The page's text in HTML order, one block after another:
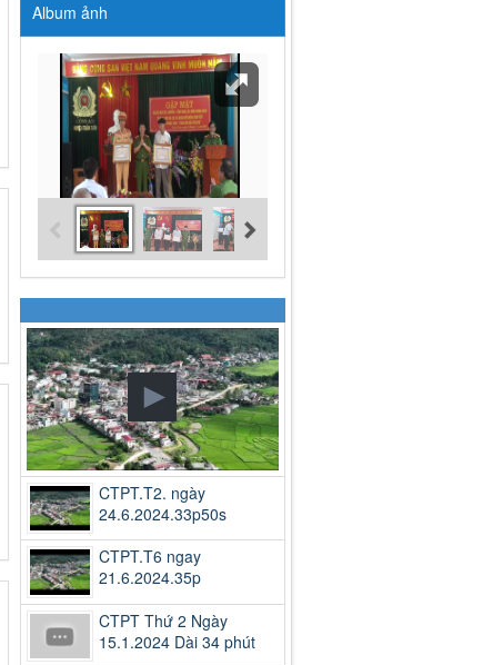
Album ảnh
CTPT.T2. ngày
24.6.2024.33p50s
CTPT.T6 ngay
21.6.2024.35p
CTPT Thứ 2 Ngày
15.1.2024 Dài 34 phút